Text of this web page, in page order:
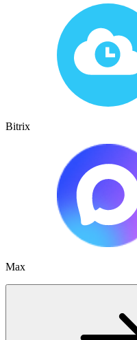
Bitrix
Max